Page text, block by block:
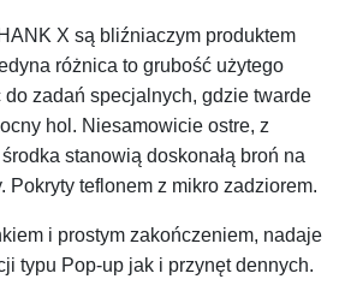
X są bliźniaczym produktem
różnica to grubość użytego
zadań specjalnych, gdzie twarde
hol. Niesamowicie ostre, z
stanowią doskonałą broń na
Pokryty teflonem z mikro zadziorem.
i prostym zakończeniem, nadaje
typu Pop-up jak i przynęt dennych.